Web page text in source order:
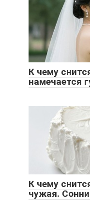
К чему
намечается
К чему
чужая.